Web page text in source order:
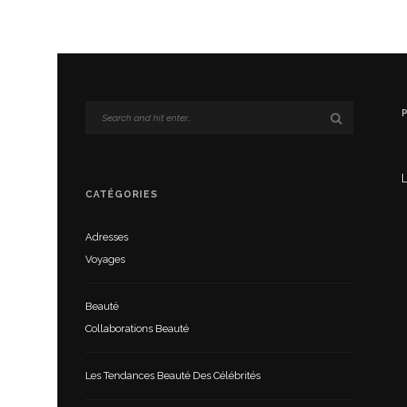
CATÉGORIES
Adresses
Voyages
Beauté
Collaborations Beauté
Les Tendances Beauté Des Célébrités